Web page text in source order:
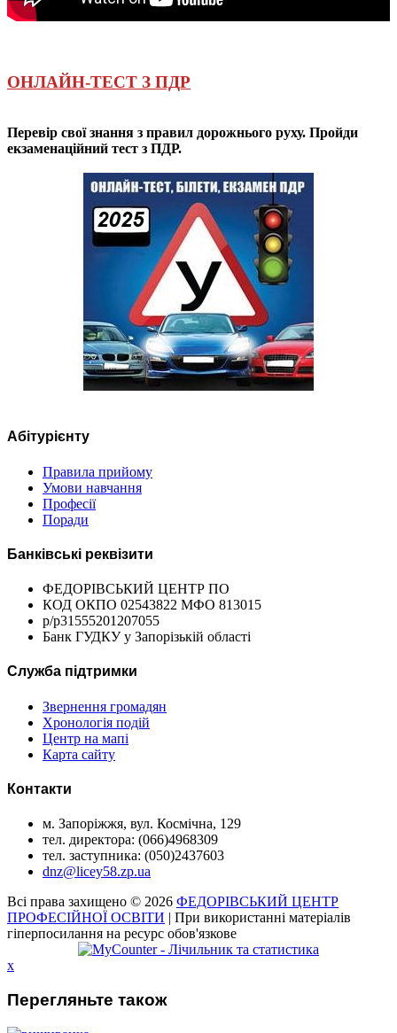
ОНЛАЙН-ТЕСТ З ПДР
Перевір свої знання з правил дорожнього руху. Пройди
екзаменаційний тест з ПДР.
Абітурієнту
Правила прийому
Умови навчання
Професії
Поради
Банківські реквізити
ФЕДОРІВСЬКИЙ ЦЕНТР ПО
КОД ОКПО 02543822 МФО 813015
р/р31555201207055
Банк ГУДКУ у Запорізькій області
Служба підтримки
Звернення громадян
Хронологія подій
Центр на мапі
Карта сайту
Контакти
м. Запоріжжя, вул. Космічна, 129
тел. директора: (066)4968309
тел. заступника: (050)2437603
dnz@licey58.zp.ua
Всі права захищено © 2026 ФЕДОРІВСЬКИЙ ЦЕНТР
ПРОФЕСІЙНОЇ ОСВІТИ | При використанні матеріалів
гіперпосилання на ресурс обов'язкове
x
Перегляньте також